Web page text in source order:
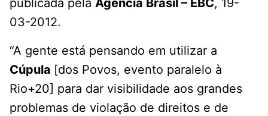
publicada pela Agência Brasil – EBC, 19-
03-2012.
“A gente está pensando em utilizar a
Cúpula [dos Povos, evento paralelo à
Rio+20] para dar visibilidade aos grandes
problemas de violação de direitos e de